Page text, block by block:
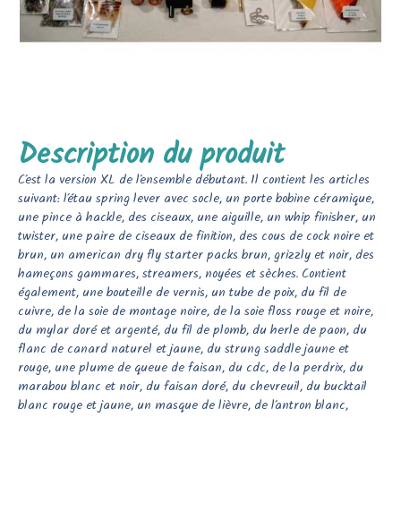
Description du produit
C’est la version XL de l’ensemble débutant. Il contient les articles
suivant: l’étau spring lever avec socle, un porte bobine céramique,
une pince à hackle, des ciseaux, une aiguille, un whip finisher, un
twister, une paire de ciseaux de finition, des cous de cock noire et
brun, un american dry fly starter packs brun, grizzly et noir, des
hameçons gammares, streamers, noyées et sèches. Contient
également, une bouteille de vernis, un tube de poix, du fil de
cuivre, de la soie de montage noire, de la soie floss rouge et noire,
du mylar doré et argenté, du fil de plomb, du herle de paon, du
flanc de canard naturel et jaune, du strung saddle jaune et
rouge, une plume de queue de faisan, du cdc, de la perdrix, du
marabou blanc et noir, du faisan doré, du chevreuil, du bucktail
blanc rouge et jaune, un masque de lièvre, de l’antron blanc,